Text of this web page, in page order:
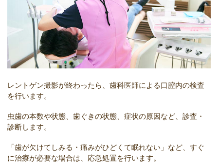
レントゲン撮影が終わったら、歯科医師による口腔内の検査
を行います。
虫歯の本数や状態、歯ぐきの状態、症状の原因など、診査・
診断します。
「歯が欠けてしみる・痛みがひどくて眠れない」など、すぐ
に治療が必要な場合は、応急処置を行います。